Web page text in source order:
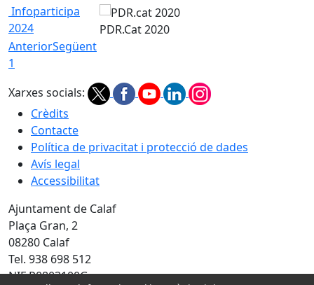
Infoparticipa
2024
PDR.Cat 2020
AnteriorSegüent
1
Xarxes socials:
Crèdits
Contacte
Política de privacitat i protecció de dades
Avís legal
Accessibilitat
Ajuntament de Calaf
Plaça Gran, 2
08280 Calaf
Tel. 938 698 512
NIF P0803100G